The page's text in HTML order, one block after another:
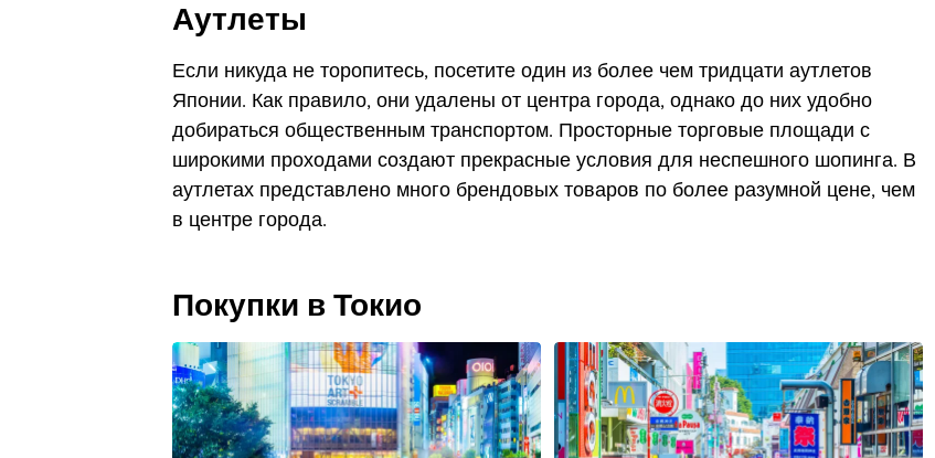
Аутлеты
Если никуда не торопитесь, посетите один из более чем тридцати аутлетов
Японии. Как правило, они удалены от центра города, однако до них удобно
добираться общественным транспортом. Просторные торговые площади с
широкими проходами создают прекрасные условия для неспешного шопинга. В
аутлетах представлено много брендовых товаров по более разумной цене, чем
в центре города.
Покупки в Токио